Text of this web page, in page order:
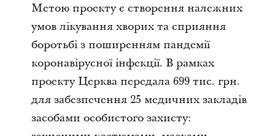
Метою проекту є створення належних
умов лікування хворих та сприяння
боротьбі з поширенням пандемії
коронавірусної інфекції. В рамках
проекту Церква передала 699 тис. грн.
для забезпечення 25 медичних закладів
засобами особистого захисту: